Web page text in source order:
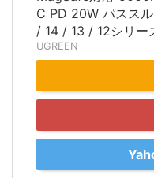
C PD 20W パスス
/ 14 / 13 / 12シリー
UGREEN